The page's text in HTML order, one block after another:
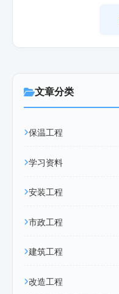
文章分类
保温工程
学习资料
安装工程
市政工程
建筑工程
改造工程